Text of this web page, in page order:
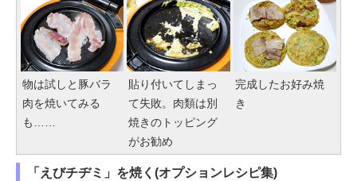
物は試しと豚バラ
肉を焼いてみる
も……
貼り付いてしまっ
て失敗。肉類は別
焼きのトッピング
がお勧め
完成したお好み焼
き
「えびチヂミ」を焼く(オプションレシピ集)